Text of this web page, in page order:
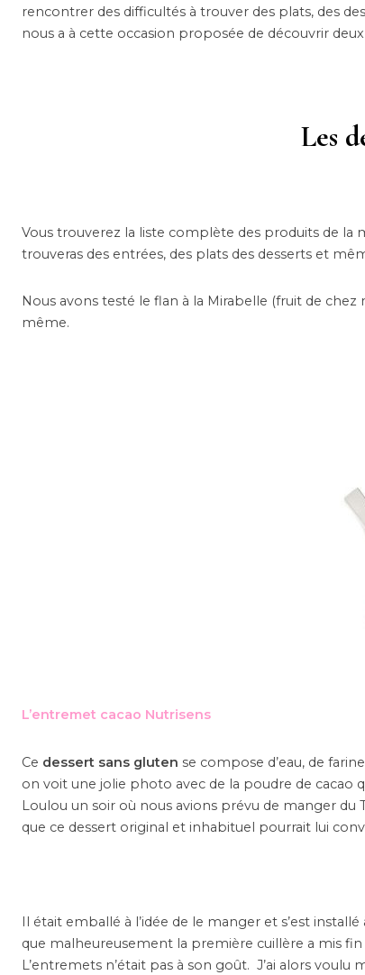
rencontrer des difficultés à trouver des plats, des
nous a à cette occasion proposée de découvrir deux
Les
Vous trouverez la liste complète des produits de
trouveras des entrées, des plats des desserts et
Nous avons testé le flan à la Mirabelle (fruit de
même.
L’entremet cacao Nutrisens
Ce dessert sans gluten se compose d’eau, de
on voit une jolie photo avec de la poudre de cacao
Loulou un soir où nous avions prévu de manger du
que ce dessert original et inhabituel pourrait lui
Il était emballé à l’idée de le manger et s’est
que malheureusement la première cuillère a mis fin
L’entremets n’était pas à son goût. J’ai alors